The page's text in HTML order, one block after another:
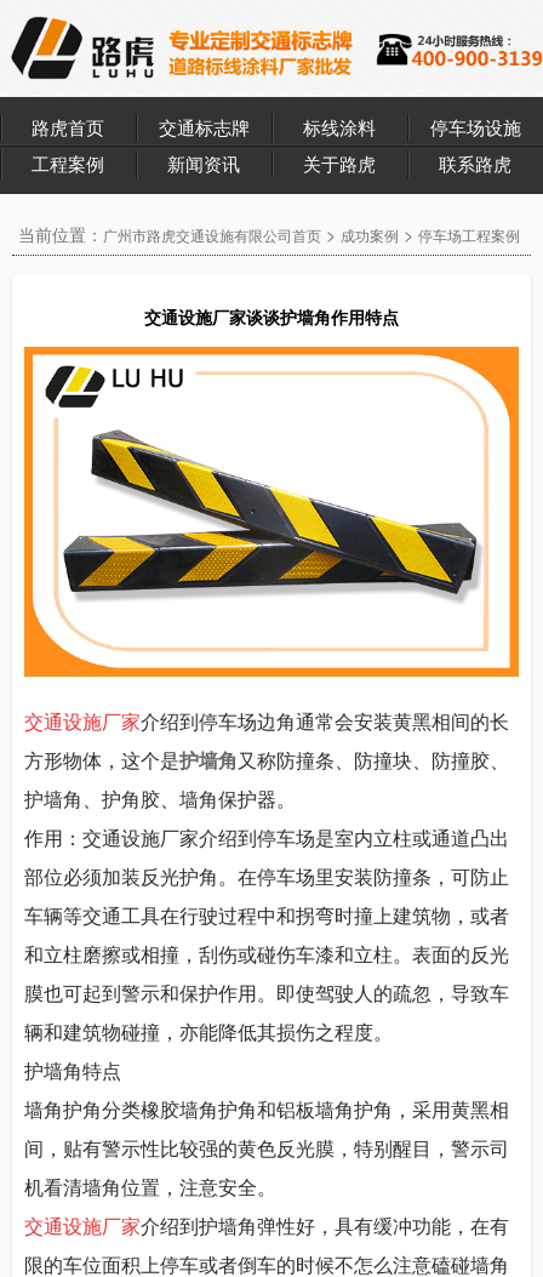
路虎首页 交通标志牌 标线涂料
停车场设施
工程案例
新闻资讯 关于路虎 联系路虎
当前位置： 广州市路虎交通设施有限公司首页 > 成功案例 > 停车场工程案例
交通设施厂家谈谈护墙角作用特点
交通设施厂家介绍到停车场边角通常会安装黄黑相间的长
方形物体，这个是护墙角 又称防撞条、防撞块、防撞胶、
护墙角、护角胶、墙角保护器。
作用：交通设施厂家介绍到停车场是室内立柱或通道凸出
部位必须加装反光护角。在停车场里安装防撞条，可防止
车辆等交通工具在行驶过程中和拐弯时撞上建筑物，或者
和立柱磨擦或相撞，刮伤或碰伤车漆和立柱。表面的反光
膜也可起到警示和保护作用。即使驾驶人的疏忽，导致车
辆和建筑物碰撞，亦能降低其损伤之程度。
护墙角特点
墙角护角分类橡胶墙角护角和铝板墙角护角，采用黄黑相
间，贴有警示性比较强的黄色反光膜，特别醒目，警示司
机看清墙角位置，注意安全。
交通设施厂家介绍到护墙角弹性好，具有缓冲功能，在有
限的车位面积上停车或者倒车的时候不怎么注意磕碰墙角